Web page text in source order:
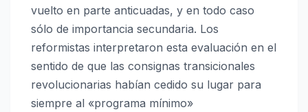
vuelto en parte anticuadas, y en todo caso
sólo de importancia secundaria. Los
reformistas interpretaron esta evaluación en el
sentido de que las consignas transicionales
revolucionarias habían cedido su lugar para
siempre al «programa mínimo»